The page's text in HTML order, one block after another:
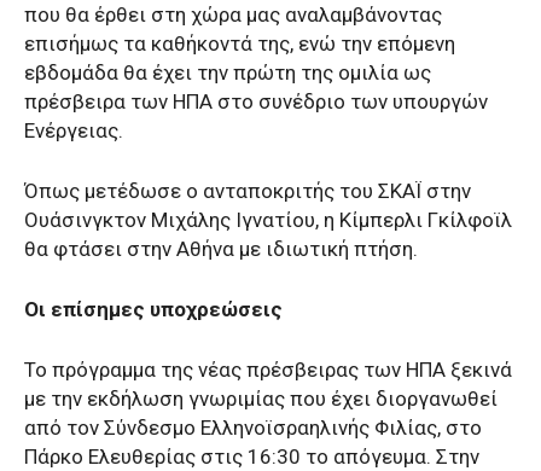
που θα έρθει στη χώρα μας αναλαμβάνοντας
επισήμως τα καθήκοντά της, ενώ την επόμενη
εβδομάδα θα έχει την πρώτη της ομιλία ως
πρέσβειρα των ΗΠΑ στο συνέδριο των υπουργών
Ενέργειας.
Όπως μετέδωσε ο ανταποκριτής του ΣΚΑΪ στην
Ουάσινγκτον Μιχάλης Ιγνατίου, η Κίμπερλι Γκίλφοϊλ
θα φτάσει στην Αθήνα με ιδιωτική πτήση.
Oι επίσημες υποχρεώσεις
Το πρόγραμμα της νέας πρέσβειρας των ΗΠΑ ξεκινά
με την εκδήλωση γνωριμίας που έχει διοργανωθεί
από τον Σύνδεσμο Ελληνοϊσραηλινής Φιλίας, στο
Πάρκο Ελευθερίας στις 16:30 το απόγευμα. Στην